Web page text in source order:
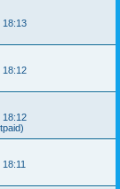
18:13
18:12
18:12